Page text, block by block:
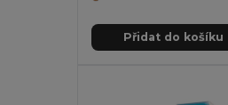
Přidat do košíku